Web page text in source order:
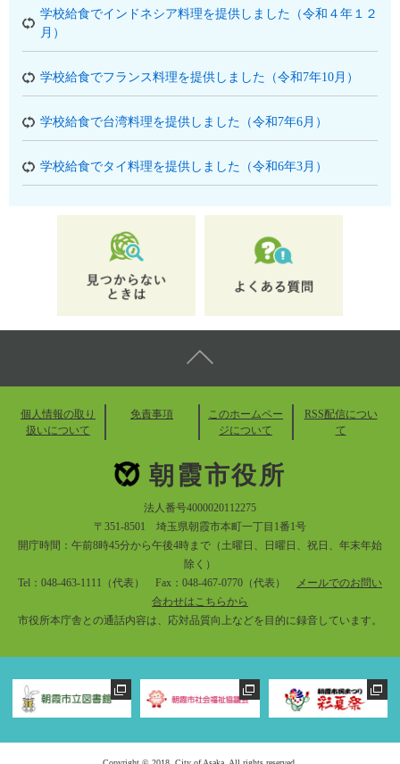
学校給食でインドネシア料理を提供しました（令和４年１２
月）
学校給食でフランス料理を提供しました（令和7年10月）
学校給食で台湾料理を提供しました（令和7年6月）
学校給食でタイ料理を提供しました（令和6年3月）
個人情報の取り
扱いについて
免責事項
このホームペー
ジについて
RSS配信につい
て
朝霞市役所
法人番号4000020112275
〒351-8501 埼玉県朝霞市本町一丁目1番1号
開庁時間：午前8時45分から午後4時まで（土曜日、日曜日、祝日、年末年始
除く）
Tel：048-463-1111（代表） Fax：048-467-0770（代表）
メールでのお問い
合わせはこちらから
市役所本庁舎との通話内容は、応対品質向上などを目的に録音しています。